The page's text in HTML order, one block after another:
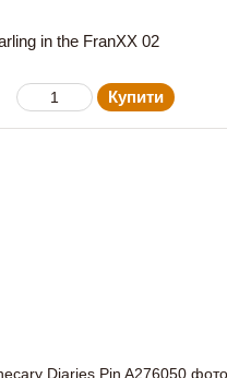
in the FranXX 02
Купити